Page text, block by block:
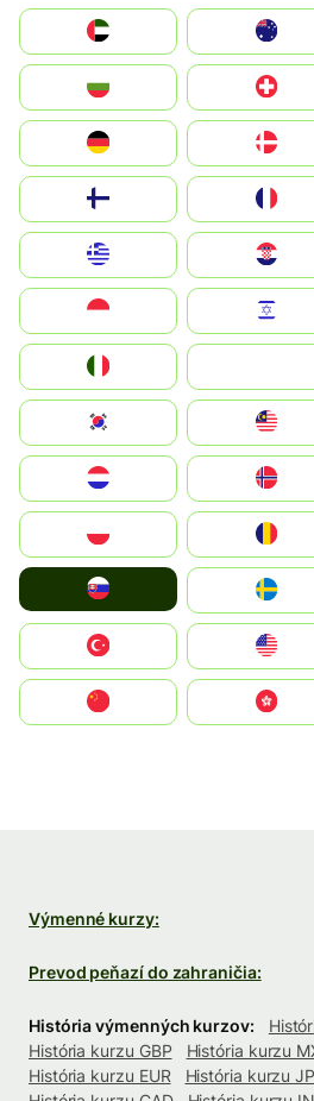
الإمارات العربية المتحدة
Switzerland
Deutschland
United Kingdom
Magyarország
South Korea
United States
中國香港特別行政區
Výmenné kurzy:
Prevod peňazí do zahraničia:
História výmenných kurzov:
História kurzu GBP
História kurzu
História kurzu EUR
História kurzu